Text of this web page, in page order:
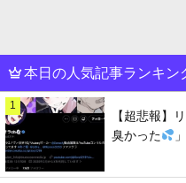
本日の人気記事ランキン
1
【超悲報】
臭かった